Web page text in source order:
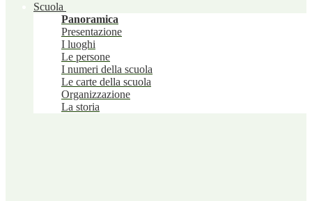
Scuola
Panoramica
Presentazione
I luoghi
Le persone
I numeri della scuola
Le carte della scuola
Organizzazione
La storia